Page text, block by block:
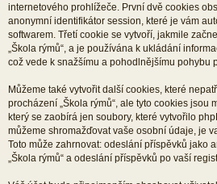
internetového prohlížeče. První dvě cookies
anonymní identifikátor session, které je vám
softwarem. Třetí cookie se vytvoří, jakmile
„Škola rýmů“, a je používána k ukládání
což vede k snažšímu a pohodlnějšímu pohybu
Můžeme také vytvořit další cookies, které
procházení „Škola rýmů“, ale tyto cookies jsou
který se zaobírá jen soubory, které vytvořilo
můžeme shromažďovat vaše osobní údaje, je
Toto může zahrnovat: odeslání příspěvků jako
„Škola rýmů“ a odeslání příspěvků po vaší